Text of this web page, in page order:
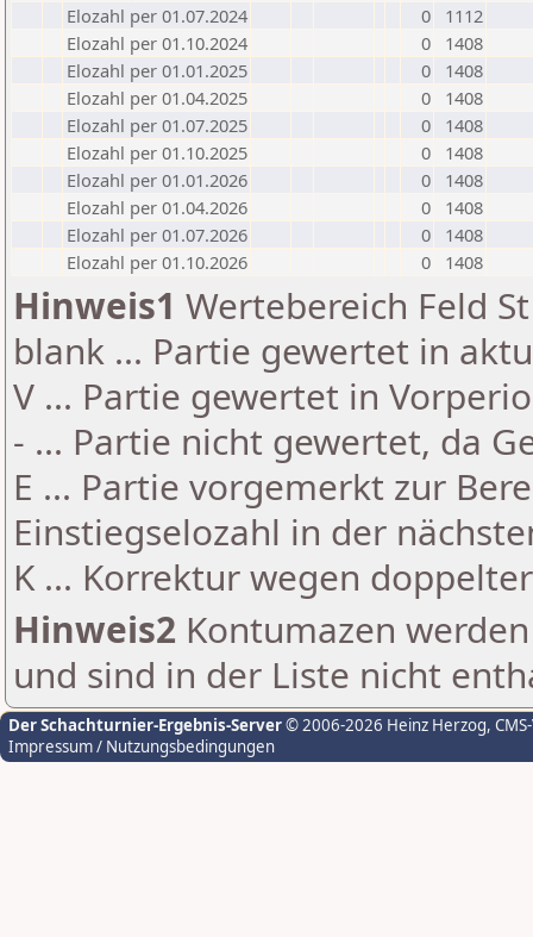
Elozahl per 01.07.2024
0
1112
Elozahl per 01.10.2024
0
1408
Elozahl per 01.01.2025
0
1408
Elozahl per 01.04.2025
0
1408
Elozahl per 01.07.2025
0
1408
Elozahl per 01.10.2025
0
1408
Elozahl per 01.01.2026
0
1408
Elozahl per 01.04.2026
0
1408
Elozahl per 01.07.2026
0
1408
Elozahl per 01.10.2026
0 1408
Hinweis1 Wertebereich Feld
blank ... Partie gewertet in
V ... Partie gewertet in
- ... Partie nicht gewertet, da
E ... Partie vorgemerkt zur
Einstiegselozahl in der
K ... Korrektur wegen
Hinweis2 Kontumazen
und sind in der Liste nicht
Der Schachturnier-Ergebnis-Server© 2006-2026 Heinz Herzog,
Impressum / Nutzungsbedingungen